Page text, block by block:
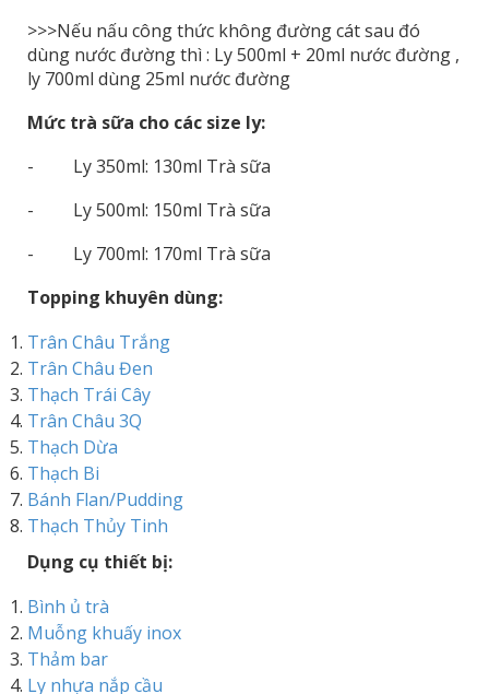
>>>Nếu nấu công thức không đường cát sau đó
dùng nước đường thì : Ly 500ml + 20ml nước đường ,
ly 700ml dùng 25ml nước đường
Mức trà sữa cho các size ly:
- Ly 350ml: 130ml Trà sữa
- Ly 500ml: 150ml Trà sữa
- Ly 700ml: 170ml Trà sữa
Topping khuyên dùng:
Trân Châu Trắng
Trân Châu Đen
Thạch Trái Cây
Trân Châu 3Q
Thạch Dừa
Thạch Bi
Bánh Flan/Pudding
Thạch Thủy Tinh
Dụng cụ thiết bị:
Bình ủ trà
Muỗng khuấy inox
Thảm bar
Ly nhựa nắp cầu